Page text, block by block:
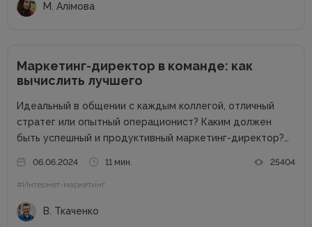
М. Алімова
Маркетинг-директор в команде: как
вычислить лучшего
Идеальный в общении с каждым коллегой, отличный
стратег или опытный операционист? Каким должен
быть успешный и продуктивный маркетинг-директор?
Directors Day рассказал Виталий Ткаченко. Виталий –
соучредитель Tkachenko & Myroniuk Marketing Agency,
имеет огромный опыт...
06.06.2024 11 мин. 25404
#Интернет-маркетинг
В. Ткаченко